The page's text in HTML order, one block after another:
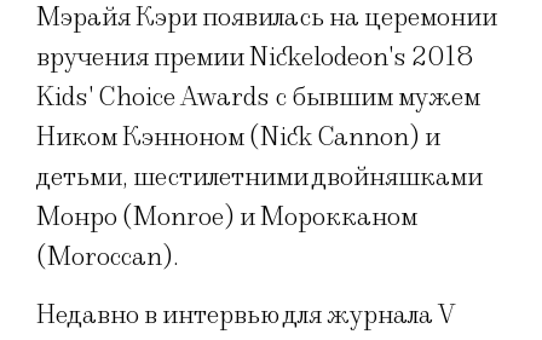
Мэрайя Кэри появилась на церемонии
вручения премии Nickelodeon's 2018
Kids' Choice Awards с бывшим мужем
Ником Кэнноном (Nick Cannon) и
детьми, шестилетними двойняшками
Монро (Monroe) и Морокканом
(Moroccan).
Недавно в интервью для журнала V